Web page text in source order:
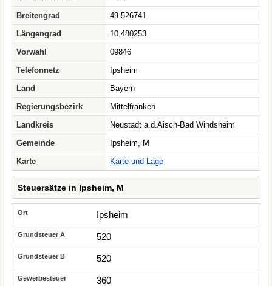
Breitengrad
49.526741
Längengrad
10.480253
Vorwahl
09846
Telefonnetz
Ipsheim
Land
Bayern
Regierungsbezirk
Mittelfranken
Landkreis
Neustadt a.d.Aisch-Bad Windsheim
Gemeinde
Ipsheim, M
Karte
Karte und Lage
Steuersätze in Ipsheim, M
Ipsheim
520
520
360